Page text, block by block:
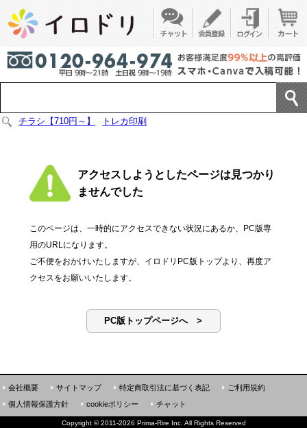
チラシ【710円～】 トレカ印刷
アクセスしようとしたページは見つかり
ませんでした
このページは、一時的にアクセスできない状況にあるか、PC版専
用のURLになります。
ご不便をおかけいたしますが、イロドリPC版トップより、再度ア
クセスをお願いいたします。
PC版トップページへ >
会社概要 サイトマップ 特定商取引法に基づく表記
ご利用規約
個人情報保護方針
cookieポリシー チャット
Copyright ©2011-2026 Prima-Rire Inc. All Rights Reserved